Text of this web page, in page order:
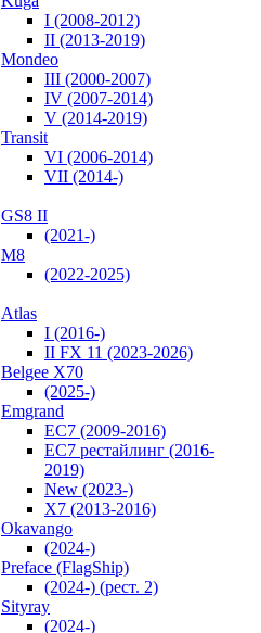
I (2008-2012)
II (2013-2019)
Mondeo
III (2000-2007)
IV (2007-2014)
V (2014-2019)
Transit
VI (2006-2014)
VII (2014-)
GS8 II
(2021-)
M8
(2022-2025)
Atlas
I (2016-)
II FX 11 (2023-2026)
Belgee X70
(2025-)
Emgrand
EC7 (2009-2016)
EC7 рестайлинг (2016-
2019)
New (2023-)
X7 (2013-2016)
Okavango
(2024-)
Preface (FlagShip)
(2024-) (рест. 2)
Sityray
(2024-)